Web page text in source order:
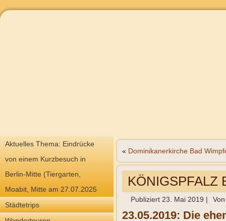
Aktuelles Thema: Eindrücke
von einem Kurzbesuch in
Berlin-Mitte (Tiergarten,
Moabit, Mitte am 27.07.2025
Städtetrips
« Dominikanerkirche Bad
KÖNIGSPFALZ
Publiziert 23. Mai 2019 | Von
23.05.2019: Die